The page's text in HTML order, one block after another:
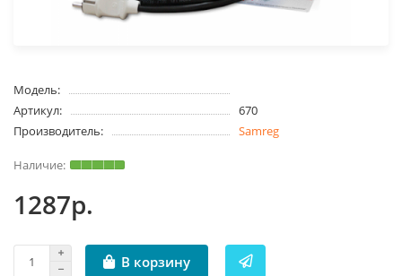
Модель:
Артикул:
670
Производитель:
Samreg
1287р.
В корзину